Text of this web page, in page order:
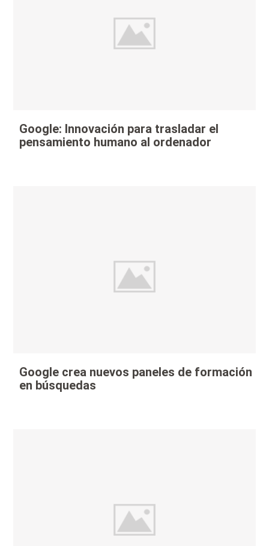
Google: Innovación para trasladar el
pensamiento humano al ordenador
Google crea nuevos paneles de formación
en búsquedas